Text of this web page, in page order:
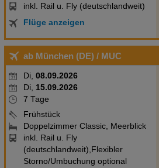
inkl. Rail u. Fly (deutschlandweit)
Flüge anzeigen
ab München (DE) / MUC
Di, 08.09.2026
Di, 15.09.2026
7 Tage
Frühstück
Doppelzimmer Classic, Meerblick
inkl. Rail u. Fly
(deutschlandweit),Flexibler
Storno/Umbuchung optional